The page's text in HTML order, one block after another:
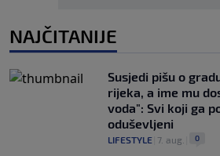
NAJČITANIJE
Susjedi pišu o
rijeka, a ime mu
voda": Svi koji ga
oduševljeni
LIFESTYLE 7. aug. 0